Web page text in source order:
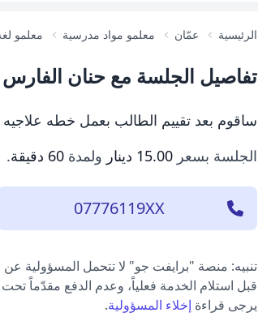
الرئيسية عمّان معلمو مواد مدرسية معلمو
تفاصيل الجلسة مع حنان الفارس
ساقوم بعد تقييم الطالب بعمل خطه علاجيه
الجلسة بسعر 15.00 دينار ولمدة 60 دقيقة .
07776119XX
تنبيه: منصة "برايفت جو" لا تتحمل المسؤولية
قبل استلام الخدمة فعلياً، وعدم الدفع مقدّماً
يرجى قراءة إخلاء المسؤولية.